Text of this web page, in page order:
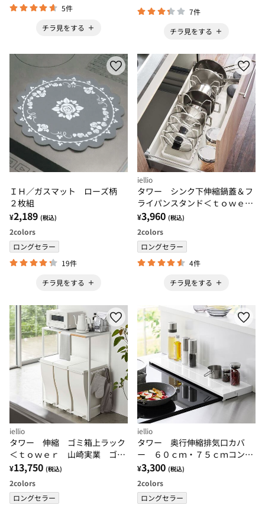
5件
チラ見をする
7件
チラ見をする
ＩＨ／ガスマット ローズ柄
２枚組
¥2,189 (税込)
2colors
ロングセラー
19件
チラ見をする
iellio
タワー シンク下伸縮鍋蓋＆フ
ライパンスタンド＜ｔｏｗｅ
ｒ 山崎実業＞
¥3,960 (税込)
2colors
ロングセラー
4件
チラ見をする
iellio
タワー 伸縮 ゴミ箱上ラック
＜ｔｏｗｅｒ 山崎実業 ゴミ
箱 ごみ箱 ダストボックス
収納ラック＞
¥13,750 (税込)
2colors
ロングセラー
iellio
タワー 奥行伸縮排気口カバ
ー ６０ｃｍ・７５ｃｍコンロ
用＜ｔｏｗｅｒ 山崎実業 キ
ッチン収納 コンロ奥カバー＞
¥3,300 (税込)
2colors
ロングセラー